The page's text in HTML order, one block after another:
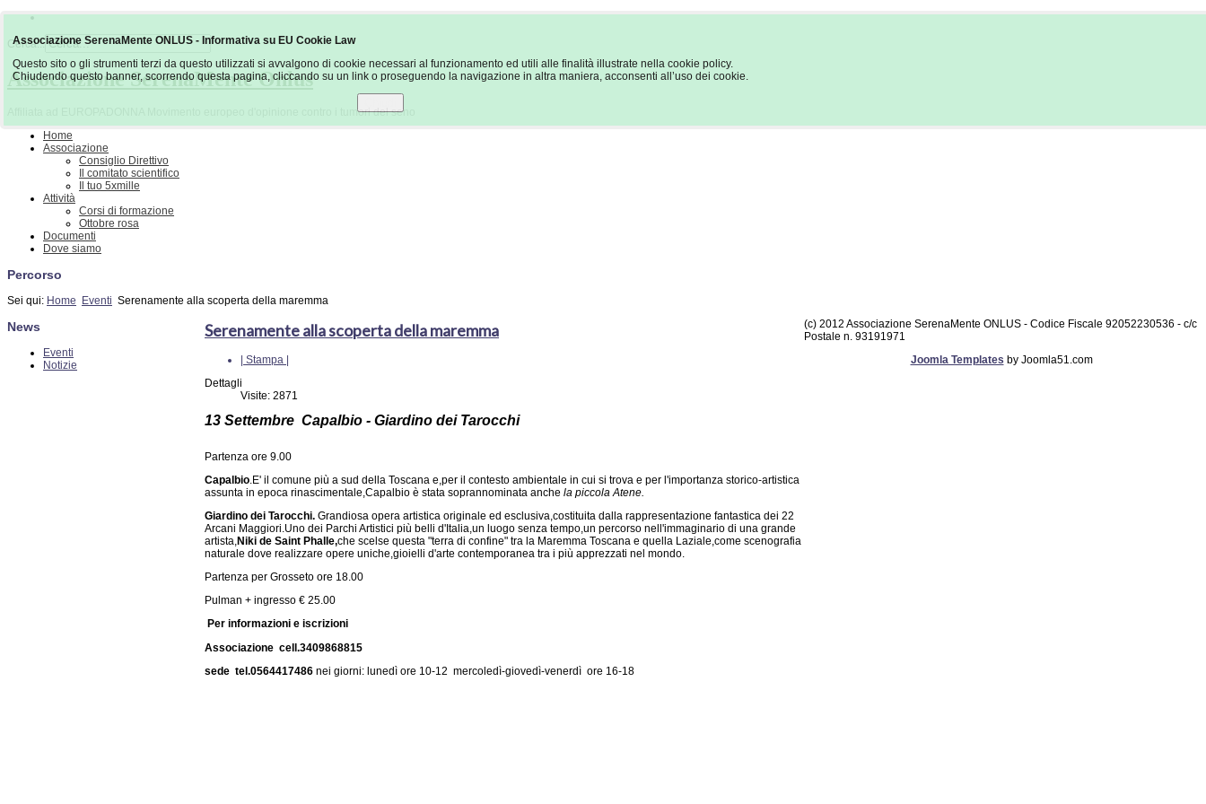
Associazione SerenaMente ONLUS - Informativa su EU Cookie Law
Questo sito o gli strumenti terzi da questo utilizzati si avvalgono di cookie necessari al funzionamento ed utili alle finalità illustrate nella cookie policy.
Chiudendo questo banner, scorrendo questa pagina, cliccando su un link o proseguendo la navigazione in altra maniera, acconsenti all’uso dei cookie.
Cerca...
Associazione SerenaMente Onlus
Affiliata ad EUROPADONNA Movimento europeo d'opinione contro i tumori del seno
Home
Associazione
Consiglio Direttivo
Il comitato scientifico
Il tuo 5xmille
Attività
Corsi di formazione
Ottobre rosa
Documenti
Dove siamo
Percorso
Sei qui: Home Eventi Serenamente alla scoperta della maremma
News
Eventi
Notizie
Serenamente alla scoperta della maremma
| Stampa |
Dettagli
Visite: 2871
13 Settembre Capalbio - Giardino dei Tarocchi
Partenza ore 9.00
Capalbio.E' il comune più a sud della Toscana e,per il contesto ambientale in cui si trova e per l'importanza storico-artistica
assunta in epoca rinascimentale,Capalbio è stata soprannominata anche la piccola Atene.
Giardino dei Tarocchi. Grandiosa opera artistica originale ed esclusiva,costituita dalla rappresentazione fantastica dei 22
Arcani Maggiori.Uno dei Parchi Artistici più belli d'Italia,un luogo senza tempo,un percorso nell'immaginario di una grande
artista,Niki de Saint Phalle,che scelse questa "terra di confine" tra la Maremma Toscana e quella Laziale,come scenografia
naturale dove realizzare opere uniche,gioielli d'arte contemporanea tra i più apprezzati nel mondo.
Partenza per Grosseto ore 18.00
Pulman + ingresso € 25.00
Per informazioni e iscrizioni
Associazione cell.3409868815
sede tel.0564417486 nei giorni: lunedì ore 10-12 mercoledì-giovedì-venerdì ore 16-18
(c) 2012 Associazione SerenaMente ONLUS - Codice Fiscale 92052230536 - c/c
Postale n. 93191971
Joomla Templates by Joomla51.com